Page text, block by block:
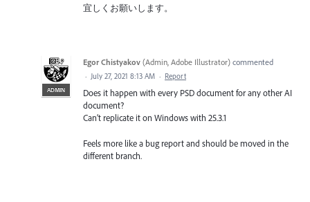
宜しくお願いします。
ADMIN
Egor Chistyakov (Admin, Adobe Illustrator) commented
· July 27, 2021 8:13 AM · Report
Does it happen with every PSD document for any other AI
document?
Can’t replicate it on Windows with 25.3.1
Feels more like a bug report and should be moved in the
different branch.